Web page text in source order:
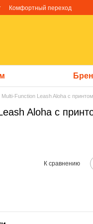
Комфортный переход
Function Leash Aloha с
Aloha с
К сравнению